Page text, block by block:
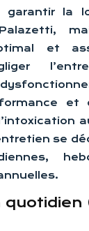
garantir la
et
et
se
quotidien